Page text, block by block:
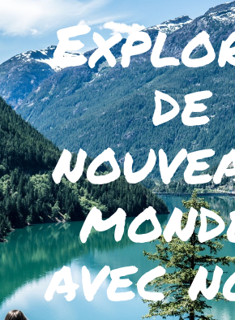
de
avec